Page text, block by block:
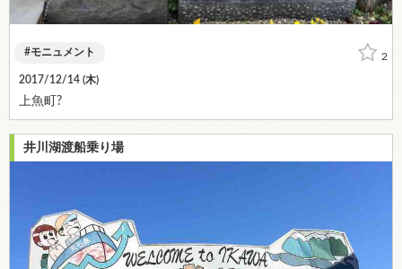
2
モニュメント
2017/12/14 (木)
上魚町?
井川湖渡船乗り場